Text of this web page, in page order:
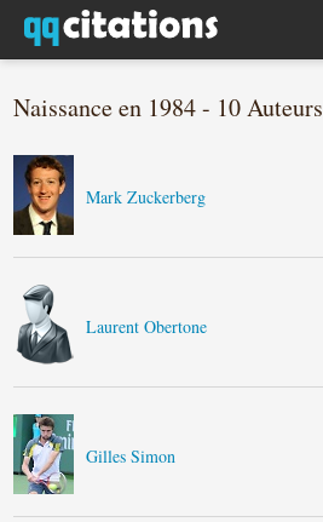
Naissance en 1984 - 10 Auteurs
Mark Zuckerberg
Laurent Obertone
Gilles Simon